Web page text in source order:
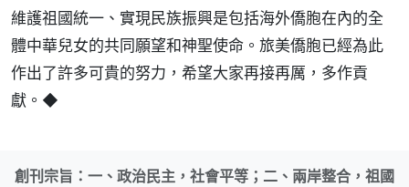
維護祖國統一、實現民族振興是包括海外僑胞在內的全
體中華兒女的共同願望和神聖使命。旅美僑胞已經為此
作出了許多可貴的努力，希望大家再接再厲，多作貢
獻。◆
創刊宗旨：一、政治民主，社會平等；二、兩岸整合，祖國